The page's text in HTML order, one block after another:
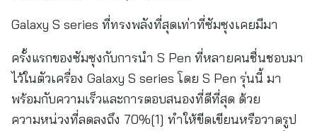
Galaxy S series ที่ทรงพลังที่สุดเท่าที่ซัมซุงเคยมีมา
ครั้งแรกของซัมซุงกับการนำ S Pen ที่หลายคนชื่นชอบมา
ไว้ในตัวเครื่อง Galaxy S series โดย S Pen รุ่นนี้ มา
พร้อมกับความเร็วและการตอบสนองที่ดีที่สุด ด้วย
ความหน่วงที่ลดลงถึง 70%[1] ทำให้ขีดเขียนหรือวาดรูป